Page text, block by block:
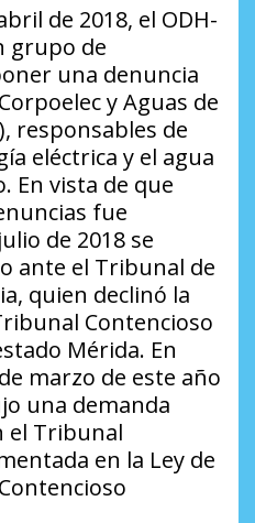
de 2018, el ODH-
grupo de
una denuncia
y Aguas de
responsables de
eléctrica y el agua
En vista de que
fue
de 2018 se
ante el Tribunal de
quien declinó la
Contencioso
Mérida. En
marzo de este año
una demanda
el Tribunal
en la Ley de